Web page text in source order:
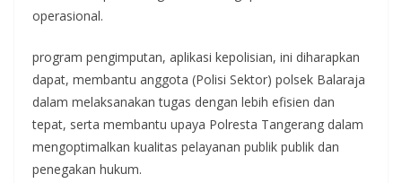
operasional.
program pengimputan, aplikasi kepolisian, ini diharapkan
dapat, membantu anggota (Polisi Sektor) polsek Balaraja
dalam melaksanakan tugas dengan lebih efisien dan
tepat, serta membantu upaya Polresta Tangerang dalam
mengoptimalkan kualitas pelayanan publik publik dan
penegakan hukum.